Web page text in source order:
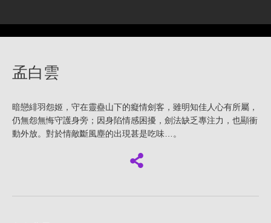
孟白雲
暗戀緋羽怨姬，守在靈蠱山下的癡情劍客，雖明知佳人心有所屬，
仍無怨無悔守護身旁；因身陷情感困擾，劍法缺乏專注力，也顯衝
動外放。對於情敵斷風塵的出現甚是吃味…。